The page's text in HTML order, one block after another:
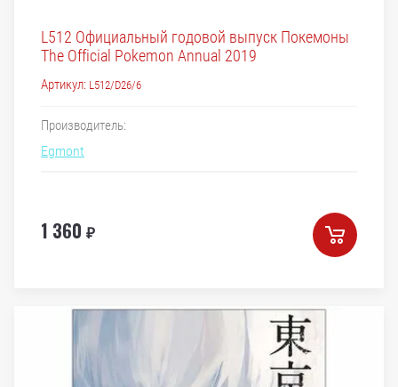
L512 Официальный годовой выпуск Покемоны
The Official Pokemon Annual 2019
Артикул: L512/D26/6
Производитель:
Egmont
1 360 ₽